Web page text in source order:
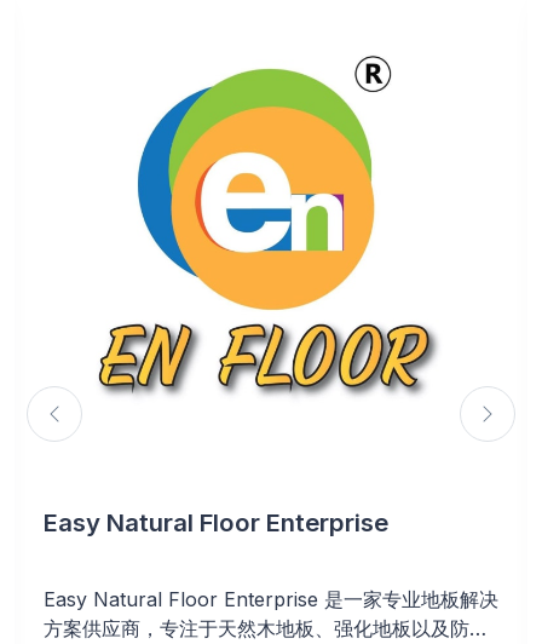
Easy Natural Floor Enterprise
Easy Natural Floor Enterprise 是一家专业地板解决
方案供应商，专注于天然木地板、强化地板以及防水